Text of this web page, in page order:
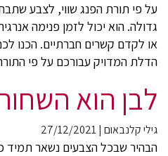
על פי תורת הפנג שווי, לצבע
גדולה. הוא יכול לזמן פנימה
או לקדם קשרים חברתיים. הכנו
הדלת המדויק עבורכם על פי
לבן הוא
גילי קלנבאום |
27/12/2021
הבהיר שבכל הצבעים נשאר תמיד